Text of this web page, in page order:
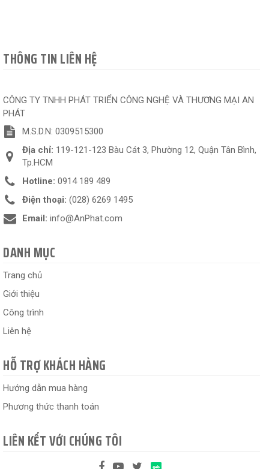
THÔNG TIN LIÊN HỆ
CÔNG TY TNHH PHÁT TRIỂN CÔNG NGHỆ VÀ THƯƠNG MẠI AN
PHÁT
M.S.D.N: 0309515300
Địa chỉ: 119-121-123 Bàu Cát 3, Phường 12, Quận Tân Bình,
Tp.HCM
Hotline: 0914 189 489
Điện thoại: (028) 6269 1495
Email: info@AnPhat.com
DANH MỤC
Trang chủ
Giới thiệu
Công trình
Liên hệ
HỖ TRỢ KHÁCH HÀNG
Hướng dẫn mua hàng
Phương thức thanh toán
LIÊN KẾT VỚI CHÚNG TÔI